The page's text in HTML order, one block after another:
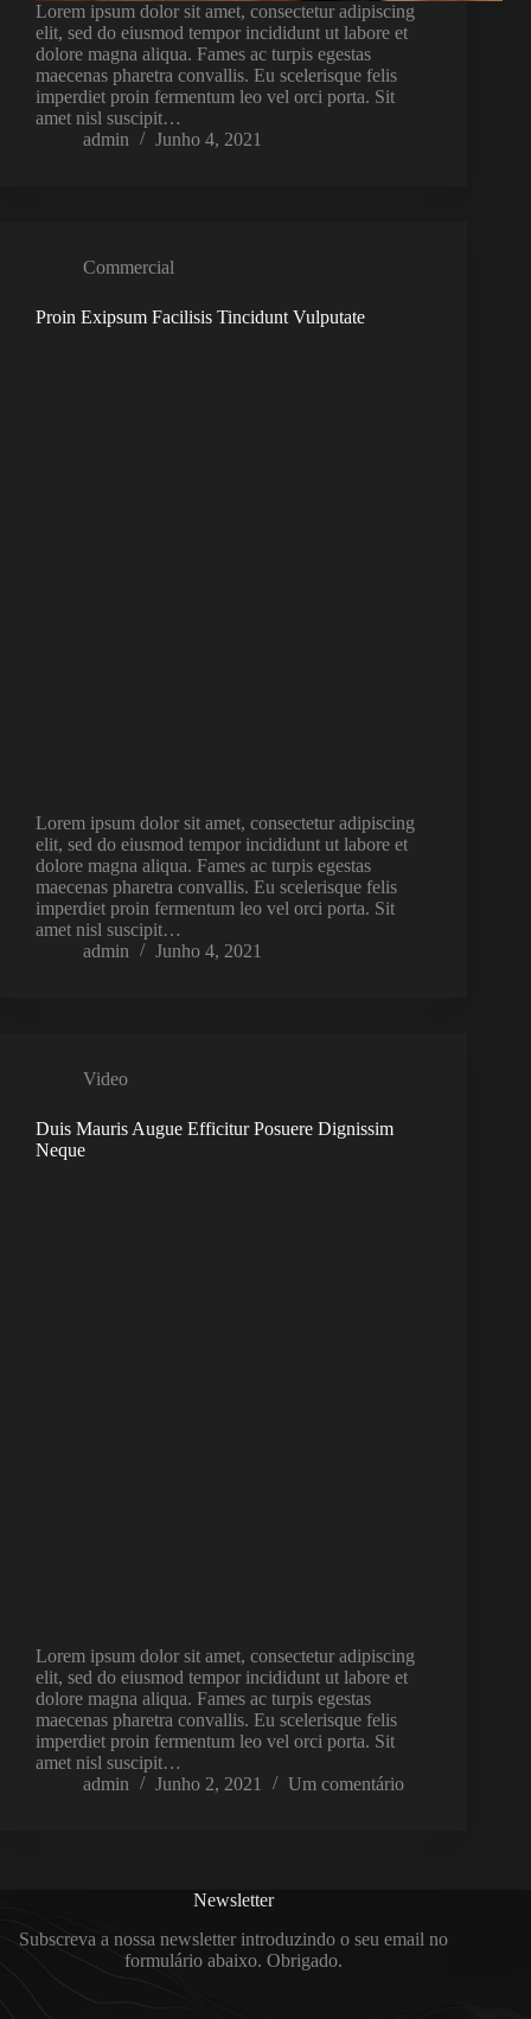
Lorem ipsum dolor sit amet, consectetur adipiscing
elit, sed do eiusmod tempor incididunt ut labore et
dolore magna aliqua. Fames ac turpis egestas
maecenas pharetra convallis. Eu scelerisque felis
imperdiet proin fermentum leo vel orci porta. Sit
amet nisl suscipit…
admin
Junho 4, 2021
Commercial
Proin Exipsum Facilisis Tincidunt Vulputate
Lorem ipsum dolor sit amet, consectetur adipiscing
elit, sed do eiusmod tempor incididunt ut labore et
dolore magna aliqua. Fames ac turpis egestas
maecenas pharetra convallis. Eu scelerisque felis
imperdiet proin fermentum leo vel orci porta. Sit
amet nisl suscipit…
admin
Junho 4, 2021
Video
Duis Mauris Augue Efficitur Posuere Dignissim
Neque
Lorem ipsum dolor sit amet, consectetur adipiscing
elit, sed do eiusmod tempor incididunt ut labore et
dolore magna aliqua. Fames ac turpis egestas
maecenas pharetra convallis. Eu scelerisque felis
imperdiet proin fermentum leo vel orci porta. Sit
amet nisl suscipit…
admin
Junho 2, 2021 Um comentário
Newsletter
Subscreva a nossa newsletter introduzindo o seu email no
formulário abaixo. Obrigado.